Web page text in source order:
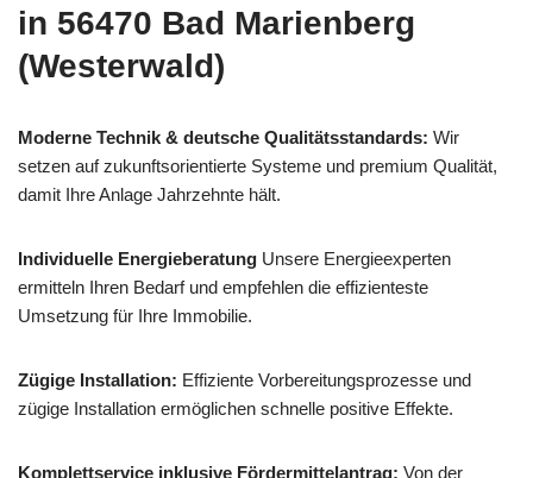
in 56470 Bad Marienberg
(Westerwald)
Moderne Technik & deutsche Qualitätsstandards: Wir
setzen auf zukunftsorientierte Systeme und premium Qualität,
damit Ihre Anlage Jahrzehnte hält.
Individuelle Energieberatung Unsere Energieexperten
ermitteln Ihren Bedarf und empfehlen die effizienteste
Umsetzung für Ihre Immobilie.
Zügige Installation: Effiziente Vorbereitungsprozesse und
zügige Installation ermöglichen schnelle positive Effekte.
Komplettservice inklusive Fördermittelantrag: Von der